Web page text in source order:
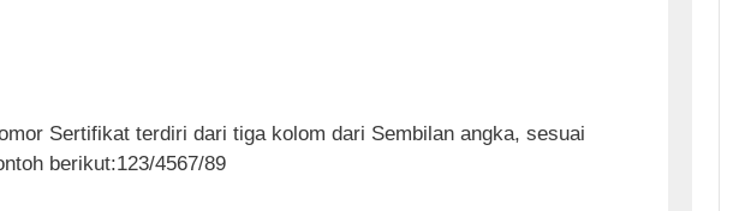
Sertifikat terdiri dari tiga kolom dari Sembilan angka, sesuai
berikut:123/4567/89